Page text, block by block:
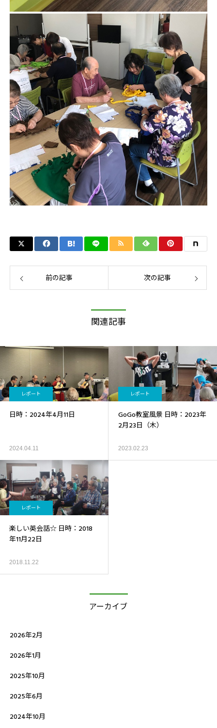
前の記事 次の記事
関連記事
レポート
日時：2024年4月11日
2024.04.11
レポート
GoGo教室風景 日時：2023年
2月23日（木）
2023.02.23
レポート
楽しい英会話☆ 日時：2018
年11月22日
2018.11.22
アーカイブ
2026年2月
2026年1月
2025年10月
2025年6月
2024年10月